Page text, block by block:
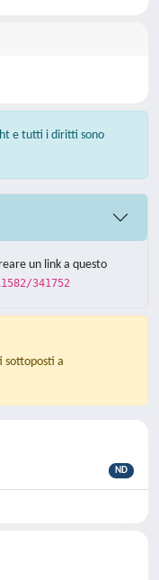
e tutti i diritti sono
un link a questo
341752
sottoposti a
ND